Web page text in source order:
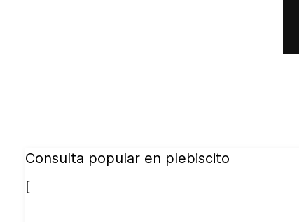
Consulta popular en plebiscito
[